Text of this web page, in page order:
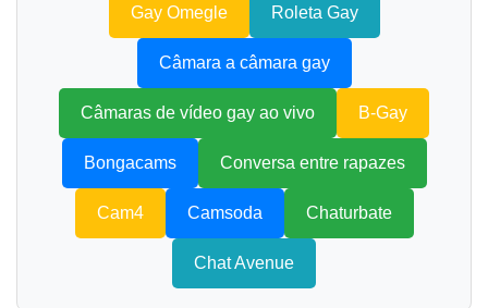
Gay Omegle Roleta Gay
Câmara a câmara gay
Câmaras de vídeo gay ao vivo B-Gay
Bongacams Conversa entre rapazes
Cam4 Camsoda Chaturbate
Chat Avenue